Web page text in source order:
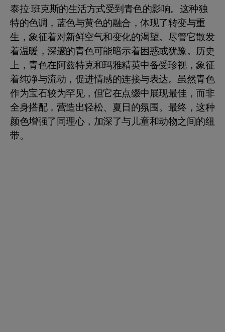
泰拉·班克斯的生活方式受到青色的影响。这种独
特的色调，蓝色与黄色的融合，体现了转变与重
生，象征着对新鲜空气和变化的渴望。尽管它散发
着温暖，深邃的青色可能暗示着困惑或犹豫。历史
上，青色在阿兹特克和玛雅精英中备受珍视，象征
着纯净与流动，促进情感的连接与表达。虽然青色
作为宝石较为罕见，但它在点缀中展现最佳，而非
全身搭配，营造出轻松、夏日的氛围。最终，这种
颜色增强了同理心，加深了与儿童和动物之间的纽
带。